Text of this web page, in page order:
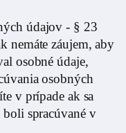
údajov - § 23
nemáte záujem, aby
osobné údaje,
osobných
v prípade ak sa
boli spracúvané v